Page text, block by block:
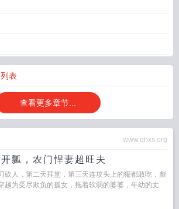
表
查看更多章节...
www.qhxs.org
瓢，农门悍妻超旺夫
砍人，第二天拜堂，第三天连坟头上的獾都敢吃，彪
越为受尽欺负的孤女，拖着软弱的婆婆，年幼的丈